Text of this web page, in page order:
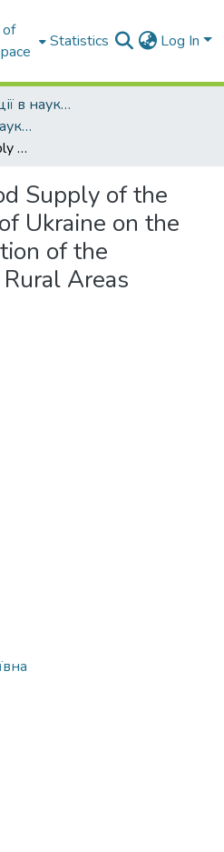
Statistics Log In
Наукові публікації в наукометричних базах Scopus та Web of Science
Наукові публікації в наукометричній базі Scopus
Formation of Food Supply of the Agrarian Sector of Ukraine on the Basis of Restoration of the Development of Rural Areas
Supply of the
Ukraine on the
of the
Areas